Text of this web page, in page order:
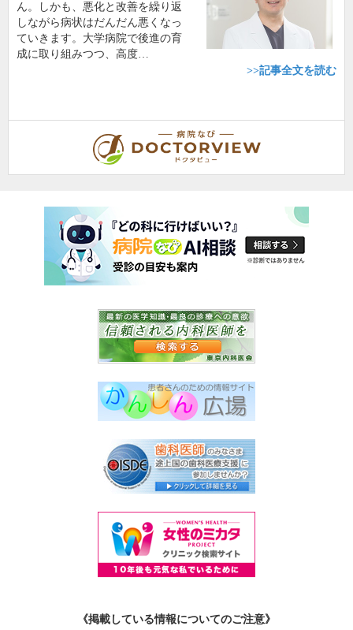
ん。しかも、悪化と改善を繰り返
しながら病状はだんだん悪くなっ
ていきます。大学病院で後進の育
成に取り組みつつ、高度…
>>記事全文を読む
《掲載している情報についてのご注意》